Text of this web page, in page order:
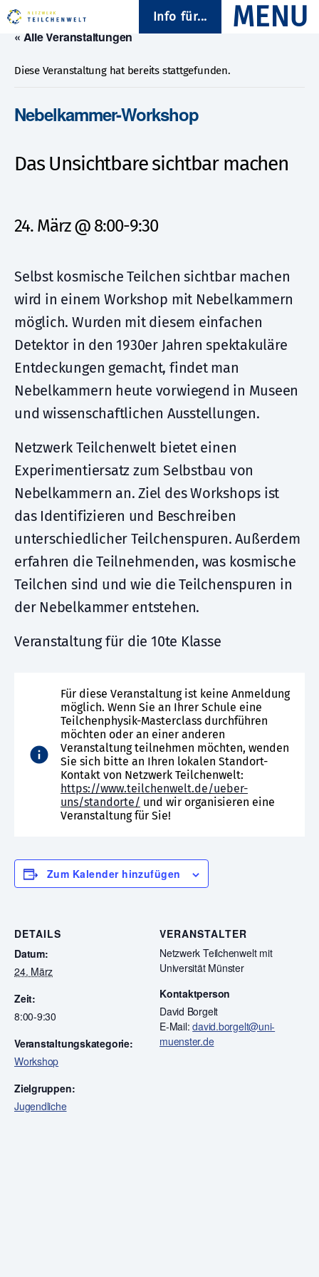
Info für...
« Alle Veranstaltungen
Diese Veranstaltung hat bereits stattgefunden.
Nebelkammer-Workshop
Das Unsichtbare sichtbar machen
24. März @ 8:00-9:30
Selbst kosmische Teilchen sichtbar machen
wird in einem Workshop mit Nebelkammern
möglich. Wurden mit diesem einfachen
Detektor in den 1930er Jahren spektakuläre
Entdeckungen gemacht, findet man
Nebelkammern heute vorwiegend in Museen
und wissenschaftlichen Ausstellungen.
Netzwerk Teilchenwelt bietet einen
Experimentiersatz zum Selbstbau von
Nebelkammern an. Ziel des Workshops ist
das Identifizieren und Beschreiben
unterschiedlicher Teilchenspuren. Außerdem
erfahren die Teilnehmenden, was kosmische
Teilchen sind und wie die Teilchenspuren in
der Nebelkammer entstehen.
Veranstaltung für die 10te Klasse
Für diese Veranstaltung ist keine Anmeldung
möglich. Wenn Sie an Ihrer Schule eine
Teilchenphysik-Masterclass durchführen
möchten oder an einer anderen
Veranstaltung teilnehmen möchten, wenden
Sie sich bitte an Ihren lokalen Standort-
Kontakt von Netzwerk Teilchenwelt:
https://www.teilchenwelt.de/ueber-
uns/standorte/ und wir organisieren eine
Veranstaltung für Sie!
Zum Kalender hinzufügen
DETAILS
Datum:
24. März
Zeit:
8:00-9:30
Veranstaltungskategorie:
Workshop
Zielgruppen:
Jugendliche
VERANSTALTER
Netzwerk Teilchenwelt mit
Universität Münster
Kontaktperson
David Borgelt
E-Mail:david.borgelt@uni-
muenster.de